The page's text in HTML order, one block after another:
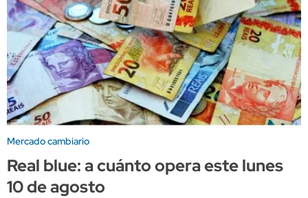
Mercado cambiario
Real blue: a cuánto opera este lunes
10 de agosto